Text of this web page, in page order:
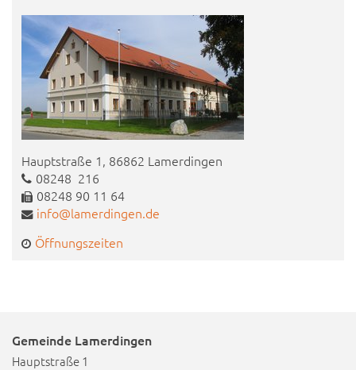
Hauptstraße 1, 86862 Lamerdingen
08248 216
08248 90 11 64
info@lamerdingen.de
Öffnungszeiten
Gemeinde Lamerdingen
Hauptstraße 1